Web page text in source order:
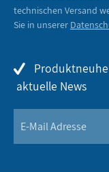
technischen Versand
Sie in unserer
aktuelle News